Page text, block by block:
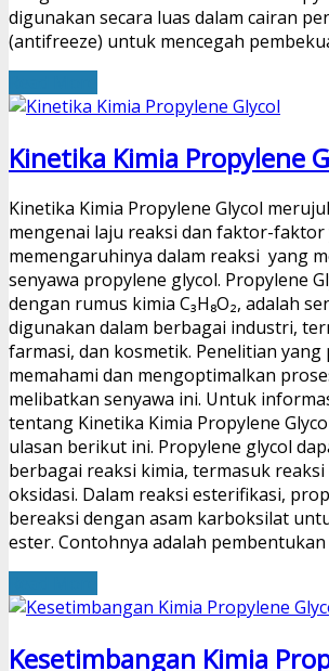
digunakan secara luas dalam cairan
(antifreeze) untuk mencegah
Kinetika Kimia Propylene
Kinetika Kimia Propylene Glycol
mengenai laju reaksi dan faktor-faktor
memengaruhinya dalam reaksi yang
senyawa propylene glycol. Propylene
dengan rumus kimia C₃H₈O₂, adalah
digunakan dalam berbagai industri,
farmasi, dan kosmetik. Penelitian
memahami dan mengoptimalkan
melibatkan senyawa ini. Untuk
tentang Kinetika Kimia Propylene
ulasan berikut ini. Propylene glycol
berbagai reaksi kimia, termasuk
oksidasi. Dalam reaksi esterifikasi,
bereaksi dengan asam karboksilat
ester. Contohnya adalah
Kesetimbangan Kimia